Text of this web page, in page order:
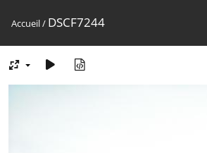
Accueil/ DSCF7244